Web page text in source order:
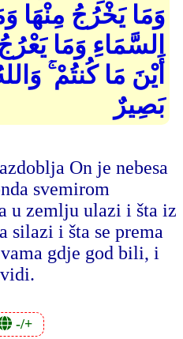
وَمَا يَخْرُجُ مِنْهَا
السَّمَاءِ وَمَا
أَيْنَ مَا كُنتُمْ
بَصِيرٌ
On je nebesa
svemirom
u zemlju ulazi i šta iz
silazi i šta se prema
gdje god bili, i
-/+